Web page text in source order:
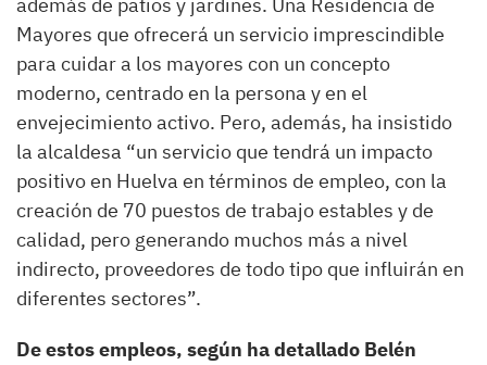
Mayores que ofrecerá un servicio imprescindible
para cuidar a los mayores con un concepto
moderno, centrado en la persona y en el
envejecimiento activo. Pero, además, ha insistido
la alcaldesa “un servicio que tendrá un impacto
positivo en Huelva en términos de empleo, con la
creación de 70 puestos de trabajo estables y de
calidad, pero generando muchos más a nivel
indirecto, proveedores de todo tipo que influirán en
diferentes sectores”.
De estos empleos, según ha detallado Belén